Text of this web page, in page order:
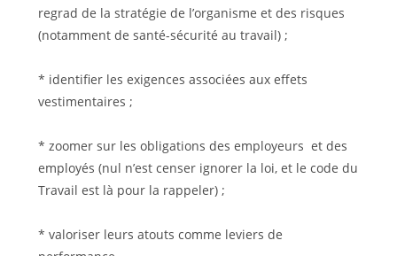
regrad de la stratégie de l’organisme et des risques
(notamment de santé-sécurité au travail) ;
* identifier les exigences associées aux effets
vestimentaires ;
* zoomer sur les obligations des employeurs et des
employés (nul n’est censer ignorer la loi, et le code du
Travail est là pour la rappeler) ;
* valoriser leurs atouts comme leviers de